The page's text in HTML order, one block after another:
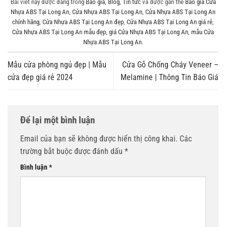
Bài viết này được đăng trong Báo giá, Blog, Tin tứcvà được gắn thẻ Báo giá Cửa
Nhựa ABS Tại Long An, Cửa Nhựa ABS Tại Long An, Cửa Nhựa ABS Tại Long An
chính hãng, Cửa Nhựa ABS Tại Long An đẹp, Cửa Nhựa ABS Tại Long An giá rẻ,
Cửa Nhựa ABS Tại Long An mẫu đẹp, giá Cửa Nhựa ABS Tại Long An, mẫu Cửa
Nhựa ABS Tại Long An.
Mẫu cửa phòng ngủ đẹp | Mẫu
cửa đẹp giá rẻ 2024
Cửa Gỗ Chống Cháy Veneer –
Melamine | Thông Tin Báo Giá
Để lại một bình luận
Email của bạn sẽ không được hiển thị công khai. Các
trường bắt buộc được đánh dấu *
Bình luận*